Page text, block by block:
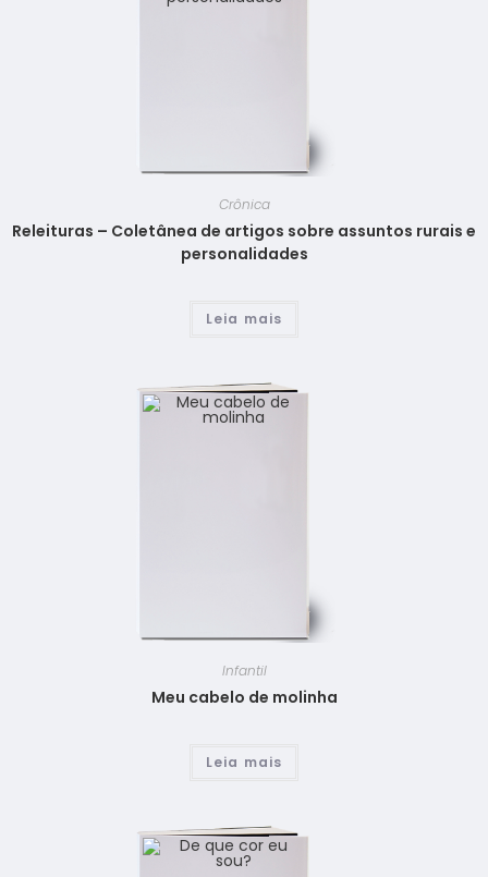
Crônica
Releituras – Coletânea de artigos sobre assuntos rurais e
personalidades
Leia mais
Infantil
Meu cabelo de molinha
Leia mais